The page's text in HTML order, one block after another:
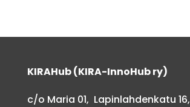
KIRAHub (KIRA-InnoHub ry)
c/o Maria 01, Lapinlahdenkatu 16,